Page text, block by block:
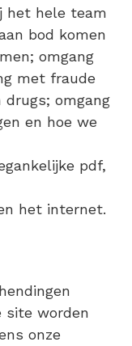
het hele team
bod komen
omgang
met fraude
omgang
en hoe we
pdf,
het internet.
site worden
onze